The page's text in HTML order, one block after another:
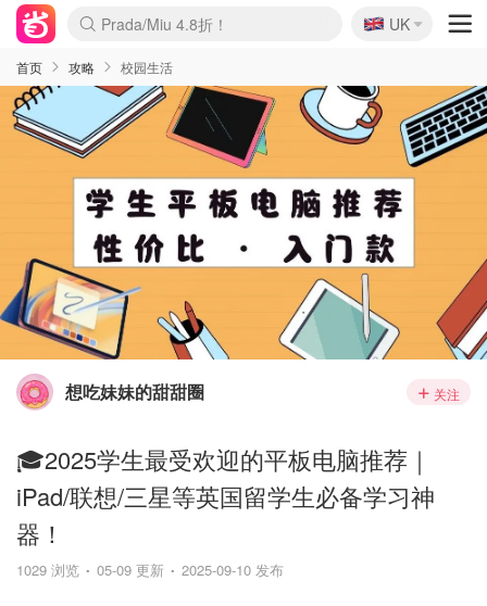
麦卢卡蜂蜜夏促！个位数！
Prada/Miu 4.8折！
啥？必胜客披萨5折！
🇬🇧
UK
首页 攻略 校园生活
想吃妹妹的甜甜圈 关注
🎓2025学生最受欢迎的平板电脑推荐｜
iPad/联想/三星等英国留学生必备学习神
器！
1029 浏览 05-09 更新 2025-09-10 发布